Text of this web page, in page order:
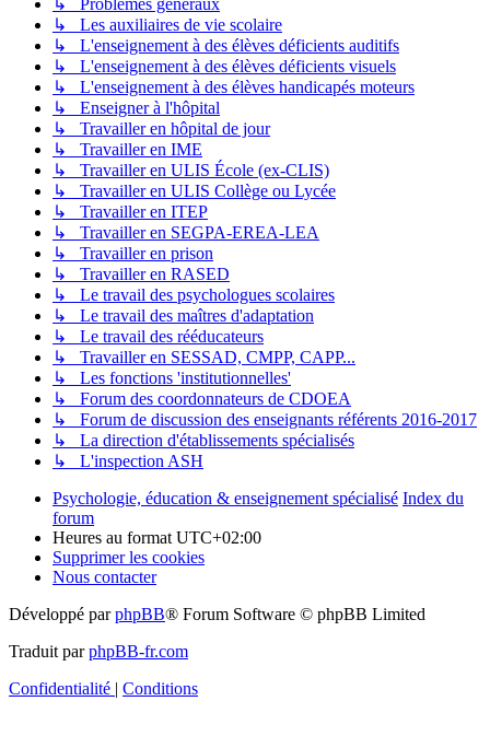
↳ Problèmes généraux
↳ Les auxiliaires de vie scolaire
↳ L'enseignement à des élèves déficients auditifs
↳ L'enseignement à des élèves déficients visuels
↳ L'enseignement à des élèves handicapés moteurs
↳ Enseigner à l'hôpital
↳ Travailler en hôpital de jour
↳ Travailler en IME
↳ Travailler en ULIS École (ex-CLIS)
↳ Travailler en ULIS Collège ou Lycée
↳ Travailler en ITEP
↳ Travailler en SEGPA-EREA-LEA
↳ Travailler en prison
↳ Travailler en RASED
↳ Le travail des psychologues scolaires
↳ Le travail des maîtres d'adaptation
↳ Le travail des rééducateurs
↳ Travailler en SESSAD, CMPP, CAPP...
↳ Les fonctions 'institutionnelles'
↳ Forum des coordonnateurs de CDOEA
↳ Forum de discussion des enseignants référents 2016-2017
↳ La direction d'établissements spécialisés
↳ L'inspection ASH
Psychologie, éducation & enseignement spécialisé Index du
forum
Heures au formatUTC+02:00
Supprimer les cookies
Nous contacter
Développé parphpBB® Forum Software © phpBB Limited
Traduit parphpBB-fr.com
Confidentialité
Conditions